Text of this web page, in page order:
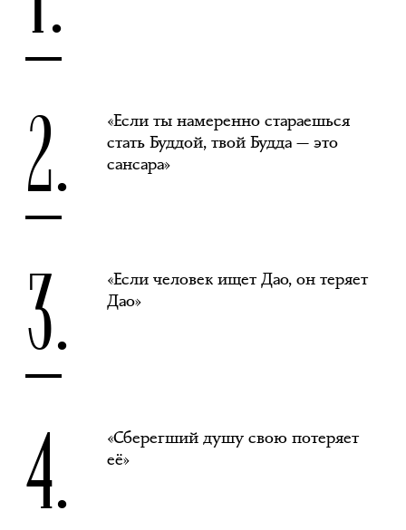
2.
«Если ты намеренно стараешься
стать Буддой, твой Будда — это
сансара»
3.
«Если человек ищет Дао, он теряет
Дао»
4.
«Сберегший душу свою потеряет
её»